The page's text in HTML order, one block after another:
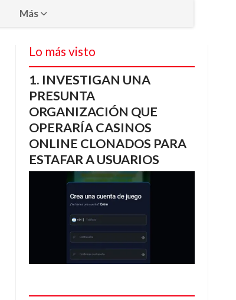
Más
Lo más visto
INVESTIGAN UNA
PRESUNTA
ORGANIZACIÓN QUE
OPERARÍA CASINOS
ONLINE CLONADOS PARA
ESTAFAR A USUARIOS